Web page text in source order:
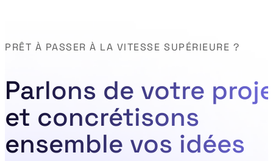
Parlons de votre
et concrétisons
ensemble vos idées
PRÊT À PASSER À LA VITESSE SUPÉRIEURE ?